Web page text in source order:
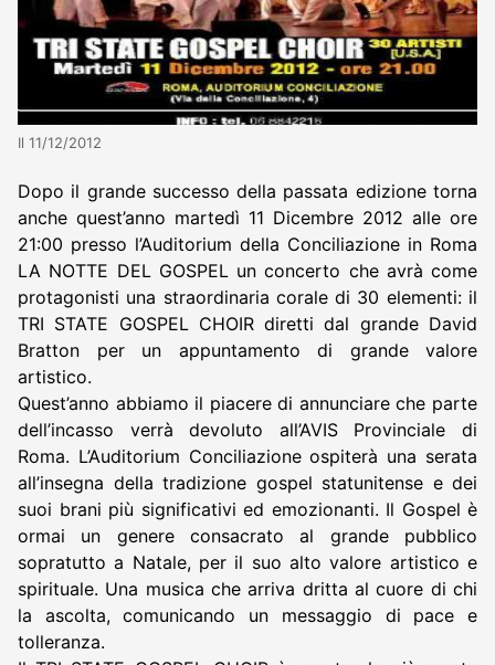
Il 11/12/2012
Dopo il grande successo della passata edizione torna
anche quest’anno martedì 11 Dicembre 2012 alle ore
21:00 presso l’Auditorium della Conciliazione in Roma
LA NOTTE DEL GOSPEL un concerto che avrà come
protagonisti una straordinaria corale di 30 elementi: il
TRI STATE GOSPEL CHOIR diretti dal grande David
Bratton per un appuntamento di grande valore
artistico.
Quest’anno abbiamo il piacere di annunciare che parte
dell’incasso verrà devoluto all’AVIS Provinciale di
Roma. L’Auditorium Conciliazione ospiterà una serata
all’insegna della tradizione gospel statunitense e dei
suoi brani più significativi ed emozionanti. Il Gospel è
ormai un genere consacrato al grande pubblico
sopratutto a Natale, per il suo alto valore artistico e
spirituale. Una musica che arriva dritta al cuore di chi
la ascolta, comunicando un messaggio di pace e
tolleranza.